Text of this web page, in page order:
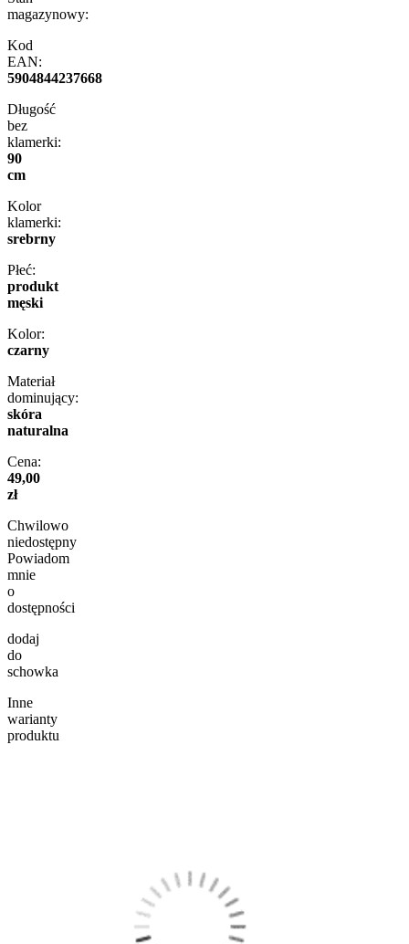
magazynowy:
Kod
EAN:
5904844237668
Długość
bez
klamerki:
90
cm
Kolor
klamerki:
srebrny
Płeć:
produkt
męski
Kolor:
czarny
Materiał
dominujący:
skóra
naturalna
Cena:
49,00
zł
Chwilowo
niedostępny
Powiadom
mnie
o
dostępności
dodaj
do
schowka
Inne
warianty
produktu